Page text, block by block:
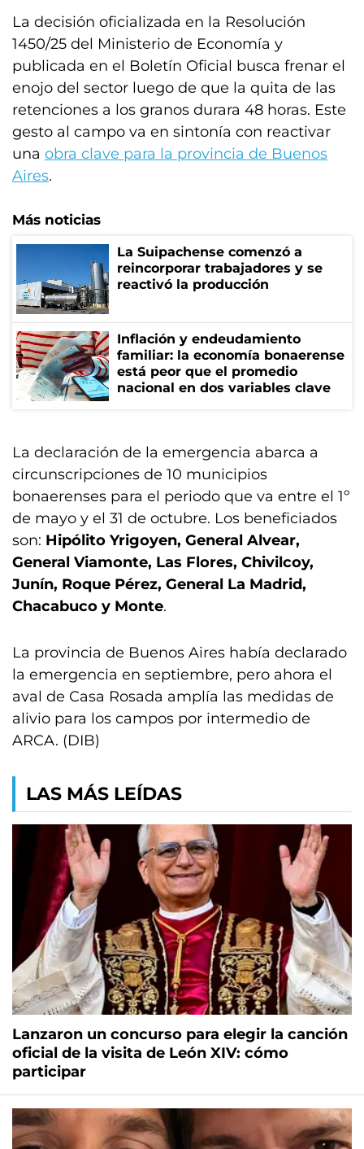
La decisión oficializada en la Resolución
1450/25 del Ministerio de Economía y
publicada en el Boletín Oficial busca frenar el
enojo del sector luego de que la quita de las
retenciones a los granos durara 48 horas. Este
gesto al campo va en sintonía con reactivar
una obra clave para la provincia de Buenos
Aires.
Más noticias
La Suipachense comenzó a
reincorporar trabajadores y se
reactivó la producción
Inflación y endeudamiento
familiar: la economía bonaerense
está peor que el promedio
nacional en dos variables clave
La declaración de la emergencia abarca a
circunscripciones de 10 municipios
bonaerenses para el periodo que va entre el 1º
de mayo y el 31 de octubre. Los beneficiados
son: Hipólito Yrigoyen, General Alvear,
General Viamonte, Las Flores, Chivilcoy,
Junín, Roque Pérez, General La Madrid,
Chacabuco y Monte.
La provincia de Buenos Aires había declarado
la emergencia en septiembre, pero ahora el
aval de Casa Rosada amplía las medidas de
alivio para los campos por intermedio de
ARCA. (DIB)
LAS MÁS LEÍDAS
Lanzaron un concurso para elegir la canción
oficial de la visita de León XIV: cómo
participar